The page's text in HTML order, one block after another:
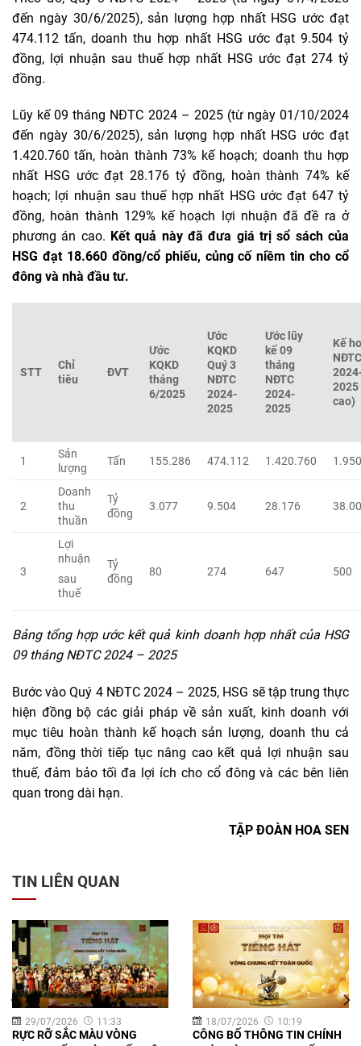
đến ngày 30/6/2025), sản lượng hợp nhất HSG ước đạt
474.112 tấn, doanh thu hợp nhất HSG ước đạt 9.504 tỷ
đồng, lợi nhuận sau thuế hợp nhất HSG ước đạt 274 tỷ
đồng.
Lũy kế 09 tháng NĐTC 2024 – 2025 (từ ngày 01/10/2024
đến ngày 30/6/2025), sản lượng hợp nhất HSG ước đạt
1.420.760 tấn, hoàn thành 73% kế hoạch; doanh thu hợp
nhất HSG ước đạt 28.176 tỷ đồng, hoàn thành 74% kế
hoạch; lợi nhuận sau thuế hợp nhất HSG ước đạt 647 tỷ
đồng, hoàn thành 129% kế hoạch lợi nhuận đã đề ra ở
phương án cao. Kết quả này đã đưa giá trị sổ sách của
HSG đạt 18.660 đồng/cổ phiếu, củng cố niềm tin cho cổ
đông và nhà đầu tư.
STT
Chỉ
tiêu
ĐVT
Ước
KQKD
tháng
6/2025
Ước
KQKD
Quý 3
NĐTC
2024-
2025
Ước lũy
kế 09
tháng
NĐTC
2024-
2025
Kế
NĐTC
2025
cao)
1
Sản
lượng
Tấn 155.286 474.112 1.420.760
2
Doanh
thu
thuần
Tỷ
đồng
3.077 9.504 28.176
3
Lợi
nhuận
sau
thuế
Tỷ
đồng
80 274 647 500
Bảng tổng hợp ước kết quả kinh doanh hợp nhất của HSG
09 tháng NĐTC 2024 – 2025
Bước vào Quý 4 NĐTC 2024 – 2025, HSG sẽ tập trung thực
hiện đồng bộ các giải pháp về sản xuất, kinh doanh với
mục tiêu hoàn thành kế hoạch sản lượng, doanh thu cả
năm, đồng thời tiếp tục nâng cao kết quả lợi nhuận sau
thuế, đảm bảo tối đa lợi ích cho cổ đông và các bên liên
quan trong dài hạn.
TẬP ĐOÀN HOA SEN
TIN LIÊN QUAN
29/07/2026 11:33
RỰC RỠ SẮC MÀU VÒNG
18/07/2026 10:19
CÔNG BỐ THÔNG TIN CHÍNH